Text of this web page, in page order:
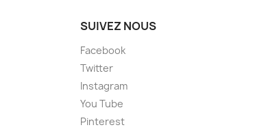
SUIVEZ NOUS
Facebook
Twitter
Instagram
You Tube
Pinterest